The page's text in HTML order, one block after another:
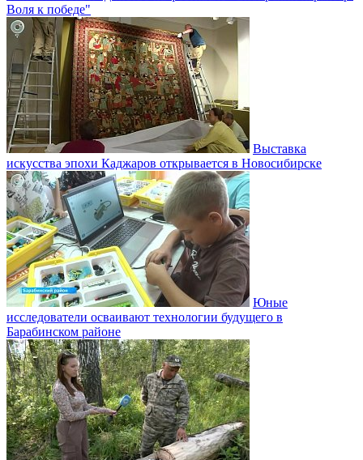
Воля к победе"
Выставка
искусства эпохи Каджаров открывается в Новосибирске
Юные
исследователи осваивают технологии будущего в
Барабинском районе